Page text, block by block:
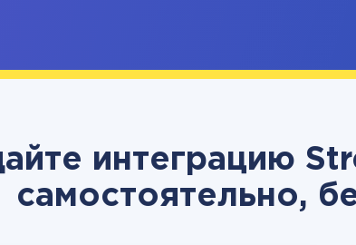
интеграцию
самостоятельно,